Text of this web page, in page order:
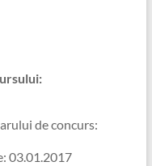
de concurs:
03.01.2017